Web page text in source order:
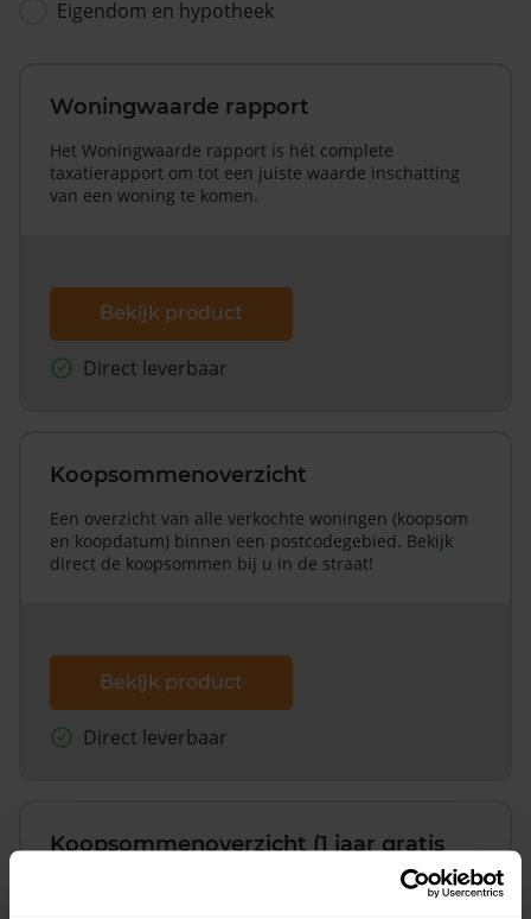
Eigendom en hypotheek
Woningwaarde rapport
Het Woningwaarde rapport is hét complete
taxatierapport om tot een juiste waarde inschatting
van een woning te komen.
Bekijk product
Direct leverbaar
Koopsommenoverzicht
Een overzicht van alle verkochte woningen (koopsom
en koopdatum) binnen een postcodegebied. Bekijk
direct de koopsommen bij u in de straat!
Bekijk product
Direct leverbaar
Koopsommenoverzicht (1 jaar gratis